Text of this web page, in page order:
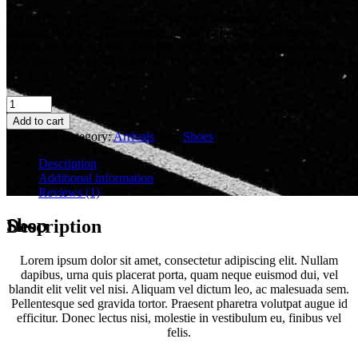
Shop
Lorem ipsum dolor sit amet, consectetur adipiscing elit. Nullam
dapibus, urna quis placerat porta, quam neque euismod dui, vel
Pellentesque sed gravida tortor. Praesent pharetra volutpat augue id
efficitur.
Quantity
Add to cart
Category:Arrivals
Shoes
Description
Additional information
Reviews (1)
Description
Lorem ipsum dolor sit amet, consectetur adipiscing elit. Nullam
dapibus, urna quis placerat porta, quam neque euismod dui, vel
blandit elit velit vel nisi. Aliquam vel dictum leo, ac malesuada sem.
Pellentesque sed gravida tortor. Praesent pharetra volutpat augue id
efficitur. Donec lectus nisi, molestie in vestibulum eu, finibus vel
felis.